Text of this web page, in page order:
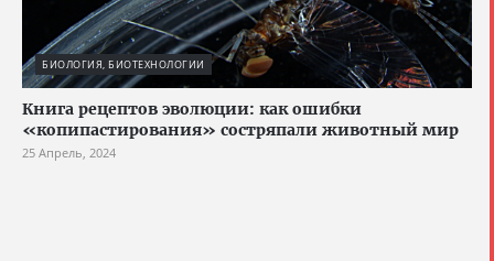
БИОЛОГИЯ, БИОТЕХНОЛОГИИ
Книга рецептов эволюции: как ошибки
«копипастирования» состряпали животный мир
25 Апрель, 2024